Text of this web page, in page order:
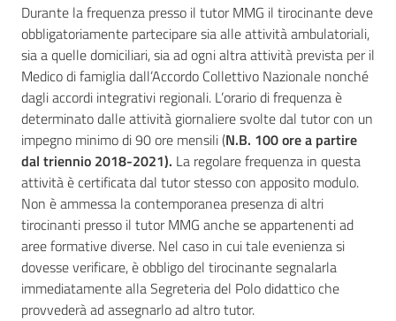
Durante la frequenza presso il tutor MMG il tirocinante deve
obbligatoriamente partecipare sia alle attività ambulatoriali,
sia a quelle domiciliari, sia ad ogni altra attività prevista per il
Medico di famiglia dall’Accordo Collettivo Nazionale nonché
dagli accordi integrativi regionali. L’orario di frequenza è
determinato dalle attività giornaliere svolte dal tutor con un
impegno minimo di 90 ore mensili (N.B. 100 ore a partire
dal triennio 2018-2021). La regolare frequenza in questa
attività è certificata dal tutor stesso con apposito modulo.
Non è ammessa la contemporanea presenza di altri
tirocinanti presso il tutor MMG anche se appartenenti ad
aree formative diverse. Nel caso in cui tale evenienza si
dovesse verificare, è obbligo del tirocinante segnalarla
immediatamente alla Segreteria del Polo didattico che
provvederà ad assegnarlo ad altro tutor.